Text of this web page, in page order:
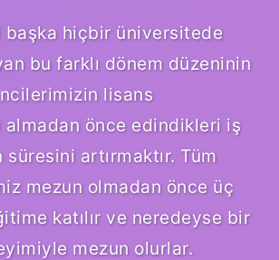
başka hiçbir üniversitede
bu farklı dönem düzeninin
lisans
önce edindikleri iş
artırmaktır. Tüm
mezun olmadan önce üç
katılır ve neredeyse bir
mezun olurlar.